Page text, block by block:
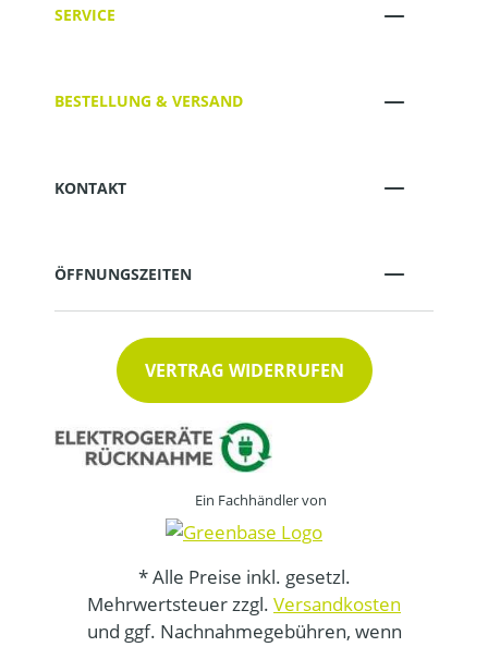
SERVICE
BESTELLUNG & VERSAND
KONTAKT
ÖFFNUNGSZEITEN
VERTRAG WIDERRUFEN
Ein Fachhändler von
* Alle Preise inkl. gesetzl.
Mehrwertsteuer zzgl. Versandkosten
und ggf. Nachnahmegebühren, wenn